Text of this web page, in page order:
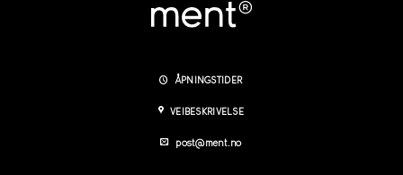
ÅPNINGSTIDER
VEIBESKRIVELSE
post@ment.no